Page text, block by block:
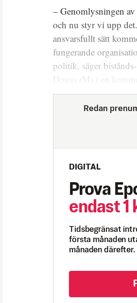
– Genomlysningen
och nu styr vi upp
ansvarsfullt sätt
fungerande
politik, säger
Dousa (M) i en
Redan
DIGITAL
Prova
endast 1
Tidsbegränsat
första månaden
månaden därefter.